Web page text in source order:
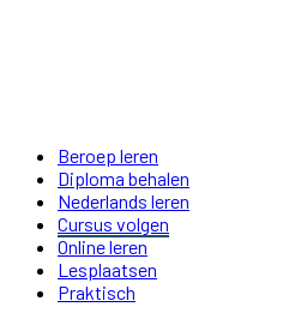
Beroep leren
Diploma behalen
Nederlands leren
Cursus volgen
Online leren
Lesplaatsen
Praktisch